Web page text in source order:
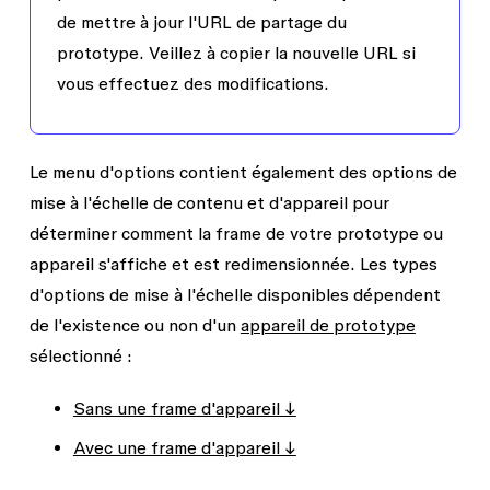
interactives ou en cliquant sur les icônes des
flèches gauche et droite au bas de l'écran.
d'assistance.
testez un prototype et que vous voulez éviter
toute distraction.
Lorsque vous masquez l'interface utilisateur de
Masque la barre d'outils et le pied de page
de la vue actuelle.
Masque la barre latérale des flux si l'option
est cochée dans le
Met à jour l'URL du prototype avec une
Vous rappelle comment restaurer la barre
d'outils et le pied de page.
de mettre à jour l'URL de partage du
prototype. Veillez à copier la nouvelle URL si
vous effectuez des modifications.
Le menu d'options contient également des options de
mise à l'échelle de contenu et d'appareil pour
déterminer comment la frame de votre prototype ou
appareil s'affiche et est redimensionnée. Les types
d'options de mise à l'échelle disponibles dépendent
de l'existence ou non d'un appareil de prototype
sélectionné :
Sans une frame d'appareil ↓
Avec une frame d'appareil ↓